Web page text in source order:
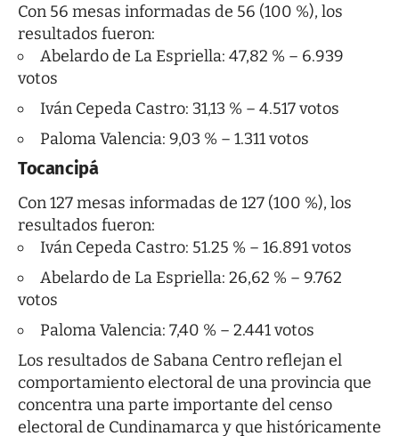
Con 56 mesas informadas de 56 (100 %), los
resultados fueron:
Abelardo de La Espriella: 47,82 % – 6.939
votos
Iván Cepeda Castro: 31,13 % – 4.517 votos
Paloma Valencia: 9,03 % – 1.311 votos
Tocancipá
Con 127 mesas informadas de 127 (100 %), los
resultados fueron:
Iván Cepeda Castro: 51.25 % – 16.891 votos
Abelardo de La Espriella: 26,62 % – 9.762
votos
Paloma Valencia: 7,40 % – 2.441 votos
Los resultados de Sabana Centro reflejan el
comportamiento electoral de una provincia que
concentra una parte importante del censo
electoral de Cundinamarca y que históricamente